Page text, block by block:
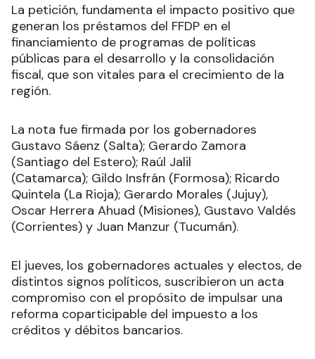
La petición, fundamenta el impacto positivo que
generan los préstamos del FFDP en el
financiamiento de programas de políticas
públicas para el desarrollo y la consolidación
fiscal, que son vitales para el crecimiento de la
región.
La nota fue firmada por los gobernadores
Gustavo Sáenz (Salta); Gerardo Zamora
(Santiago del Estero); Raúl Jalil
(Catamarca); Gildo Insfrán (Formosa); Ricardo
Quintela (La Rioja); Gerardo Morales (Jujuy),
Oscar Herrera Ahuad (Misiones), Gustavo Valdés
(Corrientes) y Juan Manzur (Tucumán).
El jueves, los gobernadores actuales y electos, de
distintos signos políticos, suscribieron un acta
compromiso con el propósito de impulsar una
reforma coparticipable del impuesto a los
créditos y débitos bancarios.